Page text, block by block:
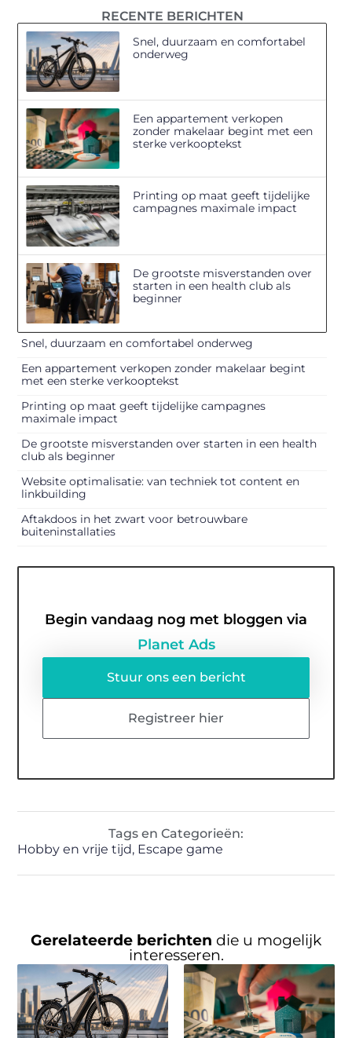
RECENTE BERICHTEN
Snel, duurzaam en comfortabel
onderweg
Een appartement verkopen
zonder makelaar begint met een
sterke verkooptekst
Printing op maat geeft tijdelijke
campagnes maximale impact
De grootste misverstanden over
starten in een health club als
beginner
Snel, duurzaam en comfortabel onderweg
Een appartement verkopen zonder makelaar begint
met een sterke verkooptekst
Printing op maat geeft tijdelijke campagnes
maximale impact
De grootste misverstanden over starten in een health
club als beginner
Website optimalisatie: van techniek tot content en
linkbuilding
Aftakdoos in het zwart voor betrouwbare
buiteninstallaties
Begin vandaag nog met bloggen via
Planet Ads
Stuur ons een bericht
Registreer hier
Tags en Categorieën:
Hobby en vrije tijd, Escape game
Gerelateerde berichten die u mogelijk
interesseren.